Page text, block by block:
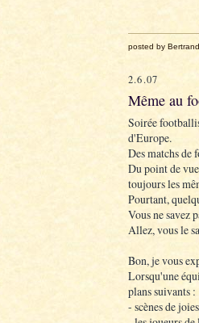
posted by
2.6.07
Même au
Soirée
d'Europe.
Des matchs de
Du point de
toujours les
Pourtant,
Vous ne savez
Allez, vous le
Bon, je vous
Lorsqu'une
plans suivants :
- scènes de